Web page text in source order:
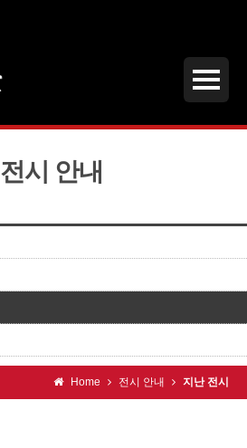
전시 안내
Home 전시 안내 지난 전시